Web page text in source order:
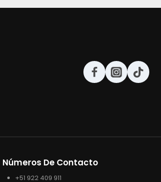
Números De Contacto
+51 922 409 911